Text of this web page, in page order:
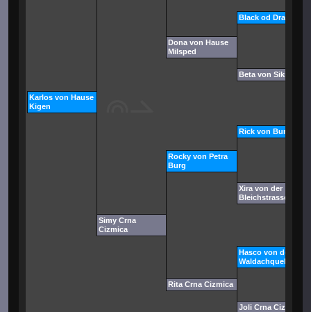
Black od
Dona von Hause
Milsped
Beta von Siki
Karlos von Hause
Kigen
Rick von
Rocky von Petra
Burg
Xira von der
Bleichstrasse
Simy Crna
Cizmica
Hasco von der
Waldachquelle
Rita Crna Cizmica
Joli Crna Cizmica